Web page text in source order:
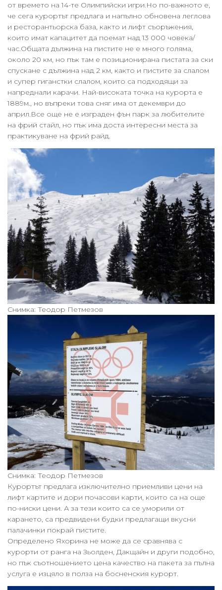
от времето на 14-те Олимпийски игри.Но по-важното е,
че сега курортът предлага и напълно обновена леглова
и ресторантьорска база, както и лифт съоръжения,
които имат капацитет да поемат над 13 000 човека/
час.Общата дължина на пистите не е много голяма,
около 20 км, но пък там е позиционирана пистата за ски
спускане с дължина над 2 км, както и пистите за слалом
и супер гиганстки слалом, които са подходящи за
напреднали карачи. Най-високата точка на курорта е
1889м., но въпреки това сняг има от декември до
април.Все още не е изграден фън парк за любителите
на фрий стайл, но пък има доста интересни места за
практикуване на фрий райд.
Снимка: Теодор Петмезов
Снимка: Теодор Петмезов
Курортът предлага изключително приемливи цени на
лифт картите и дори почасови карти, които са на още
по-ниски цени. А за тези които са се уморили от
карането, са предвидени будки предлагащи вкусни
палачинки покрай пистите.
Определено Яхорина не може да се сравнява с
курорти от ранга на Зьолден, Дакщайн и други подобно,
но пък съотношението цена качество на пакета за пълна
услуга е изцяло в полза на босненския курорт.